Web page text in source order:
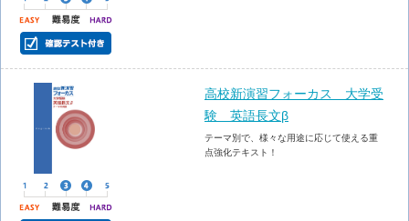
高校新演習フォーカス 大学受
験 英語長文β
テーマ別で、様々な用途に応じて使える重
点強化テキスト！